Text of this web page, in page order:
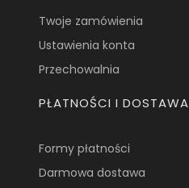
Twoje zamówienia
Ustawienia konta
Przechowalnia
PŁATNOŚCI I DOSTAWA
Formy płatności
Darmowa dostawa